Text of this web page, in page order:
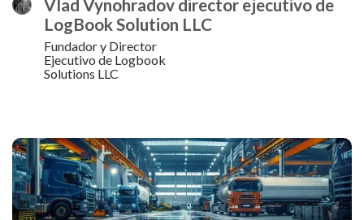
Vlad Vynohradov director ejecutivo de
LogBook Solution LLC
Fundador y Director
Ejecutivo de Logbook
Solutions LLC